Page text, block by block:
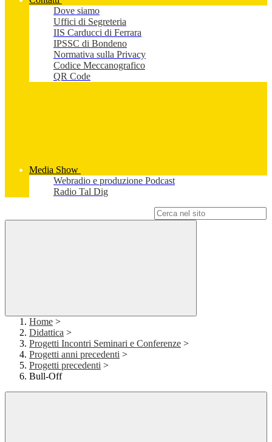
Dove siamo
Uffici di Segreteria
IIS Carducci di Ferrara
IPSSC di Bondeno
Normativa sulla Privacy
Codice Meccanografico
QR Code
Media Show
Webradio e produzione Podcast
Radio Tal Dig
Home >
Didattica >
Progetti Incontri Seminari e Conferenze >
Progetti anni precedenti >
Progetti precedenti >
Bull-Off